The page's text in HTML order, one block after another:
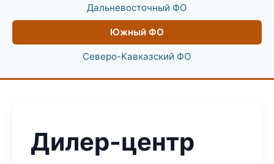
Дальневосточный ФО
Южный ФО
Северо-Кавказский ФО
Дилер-центр